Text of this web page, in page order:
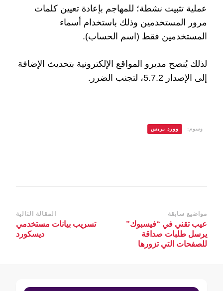
عملية تثبيت نشطة؛ للمهاجم بإعادة تعيين كلمات
مرور المستخدمين وذلك باستخدام أسماء
المستخدمين فقط (اسم الحساب).
لذلك يُنصح مديرو المواقع الإلكترونية بتحديث الإضافة
إلى الإصدار 5.7.2، لتجنب الضرر.
وسوم: وورد بريس
التنقل
بين
التدوينات
مواضيع سابقة
عيب تقني في “فيسبوك”
يرسل طلبات صداقة
للصفحات التي تزورها
المقالة التالية
تسريب بيانات مستخدمي
ديسكورد